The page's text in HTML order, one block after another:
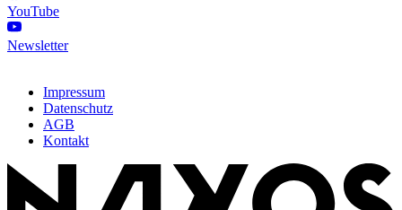
YouTube
Newsletter
Impressum
Datenschutz
AGB
Kontakt